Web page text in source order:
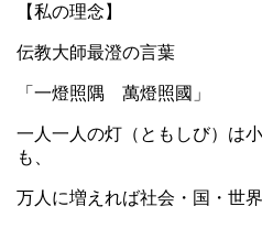
【私の理念】
伝教大師最澄の言葉
「一燈照隅 萬燈照國」
一人一人の灯（ともしび）は
も、
万人に増えれば社会・国・世